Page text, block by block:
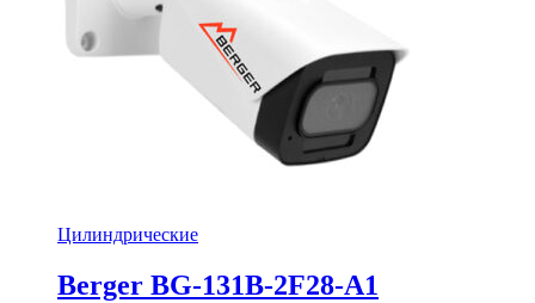
Цилиндрические
Berger BG-131B-2F28-A1